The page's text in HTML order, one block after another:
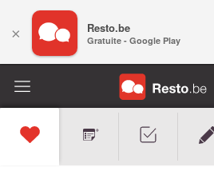
× Resto.be
Gratuite - Google Play